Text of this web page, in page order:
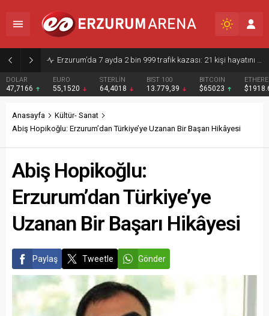
Erzurum’da otel mutfaklarında dikkat çeken araştırma: İş stresi iş tatminini düşürüyor
DOLAR
47,7166
EURO
55,1520
STERLİN
64,4018
BIST 100
13.779,39
BITCOIN
$65023
Anasayfa
Kültür- Sanat
Abiş Hopikoğlu: Erzurum’dan Türkiye’ye Uzanan Bir Başarı Hikâyesi
Abiş Hopikoğlu:
Erzurum’dan Türkiye’ye
Uzanan Bir Başarı Hikâyesi
Paylaş Tweetle Gönder